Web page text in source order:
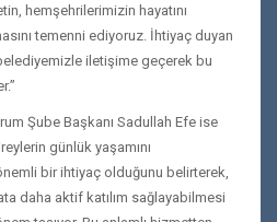
hemşehrilerimizin hayatını
temenni ediyoruz. İhtiyaç duyan
iletişime geçerek bu
Şube Başkanı Sadullah Efe ise
günlük yaşamını
bir ihtiyaç olduğunu belirterek,
daha aktif katılım sağlayabilmesi